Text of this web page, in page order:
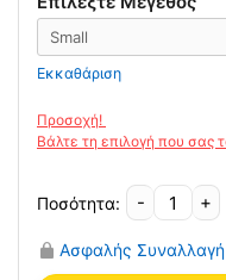
Εκκαθάριση
-
Συμπαγές
Προσαρμοζόμενο
Κολάρο
+
Ασφαλής Συναλλαγή